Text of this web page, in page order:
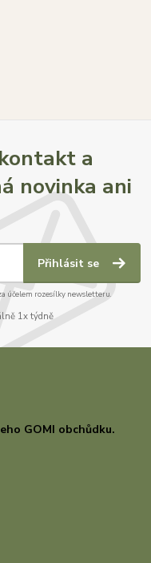
a
novinka ani
Přihlásit se
účelem rozesílky newsletteru.
1x týdně
GOMI obchůdku.